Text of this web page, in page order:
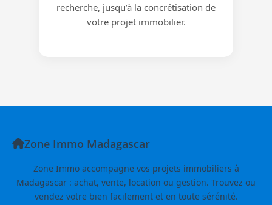
recherche, jusqu’à la concrétisation de
votre projet immobilier.
Zone Immo Madagascar
Zone Immo accompagne vos projets immobiliers à
Madagascar : achat, vente, location ou gestion. Trouvez ou
vendez votre bien facilement et en toute sérénité.